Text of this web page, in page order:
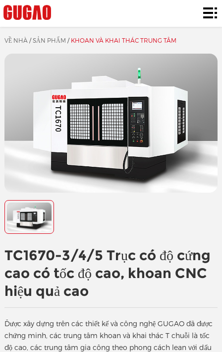
Về
Sản
VỀ NHÀ /SẢN PHẨM / KHOAN VÀ KHAI THÁC TRUNG TÂM
TC1670-3/4/5 Trục có độ cứng
cao có tốc độ cao, khoan CNC
hiệu quả cao
Được xây dựng trên các thiết kế và công nghệ GUGAO đã được
chứng minh, các trung tâm khoan và khai thác T chuỗi là tốc
độ cao, các trung tâm gia công theo phong cách lean với dấu